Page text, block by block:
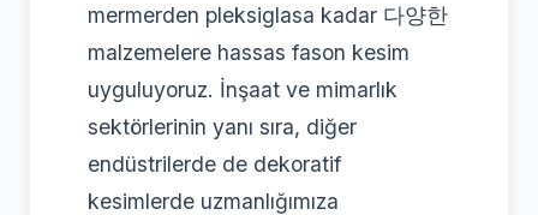
mermerden pleksiglasa kadar 다양한
malzemelere hassas fason kesim
uyguluyoruz. İnşaat ve mimarlık
sektörlerinin yanı sıra, diğer
endüstrilerde de dekoratif
kesimlerde uzmanlığımıza